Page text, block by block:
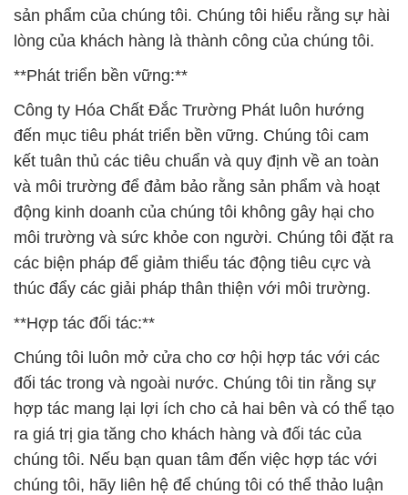
sản phẩm của chúng tôi. Chúng tôi hiểu rằng sự hài
lòng của khách hàng là thành công của chúng tôi.
**Phát triển bền vững:**
Công ty Hóa Chất Đắc Trường Phát luôn hướng
đến mục tiêu phát triển bền vững. Chúng tôi cam
kết tuân thủ các tiêu chuẩn và quy định về an toàn
và môi trường để đảm bảo rằng sản phẩm và hoạt
động kinh doanh của chúng tôi không gây hại cho
môi trường và sức khỏe con người. Chúng tôi đặt ra
các biện pháp để giảm thiểu tác động tiêu cực và
thúc đẩy các giải pháp thân thiện với môi trường.
**Hợp tác đối tác:**
Chúng tôi luôn mở cửa cho cơ hội hợp tác với các
đối tác trong và ngoài nước. Chúng tôi tin rằng sự
hợp tác mang lại lợi ích cho cả hai bên và có thể tạo
ra giá trị gia tăng cho khách hàng và đối tác của
chúng tôi. Nếu bạn quan tâm đến việc hợp tác với
chúng tôi, hãy liên hệ để chúng tôi có thể thảo luận